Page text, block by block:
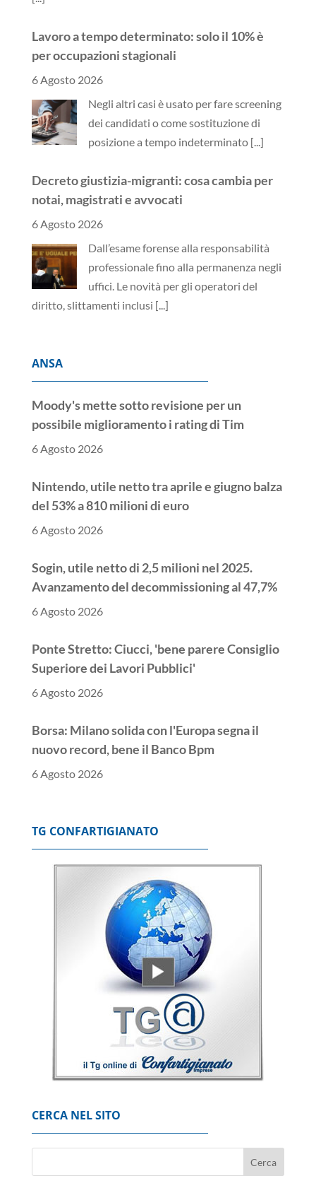
Lavoro a tempo determinato: solo il 10% è
per occupazioni stagionali
6 Agosto 2026
Negli altri casi è usato per fare screening
dei candidati o come sostituzione di
posizione a tempo indeterminato [...]
Decreto giustizia-migranti: cosa cambia per
notai, magistrati e avvocati
6 Agosto 2026
Dall’esame forense alla responsabilità
professionale fino alla permanenza negli
uffici. Le novità per gli operatori del
diritto, slittamenti inclusi [...]
ANSA
Moody's mette sotto revisione per un
possibile miglioramento i rating di Tim
6 Agosto 2026
Nintendo, utile netto tra aprile e giugno balza
del 53% a 810 milioni di euro
6 Agosto 2026
Sogin, utile netto di 2,5 milioni nel 2025.
Avanzamento del decommissioning al 47,7%
6 Agosto 2026
Ponte Stretto: Ciucci, 'bene parere Consiglio
Superiore dei Lavori Pubblici'
6 Agosto 2026
Borsa: Milano solida con l'Europa segna il
nuovo record, bene il Banco Bpm
6 Agosto 2026
l'intelligenza artificiale'
Semestre record per Mediobanca, l'utile
cresce a 711,2 milioni
Il gas in forte rialzo (+6%) a 55 euro al
Megawattora
Borsa: l'Europa conclude in tenuta, fiacca
Londra
Il petrolio chiude in rialzo a New York a 77,39
6 Agosto 2026
TG CONFARTIGIANATO
CERCA NEL SITO